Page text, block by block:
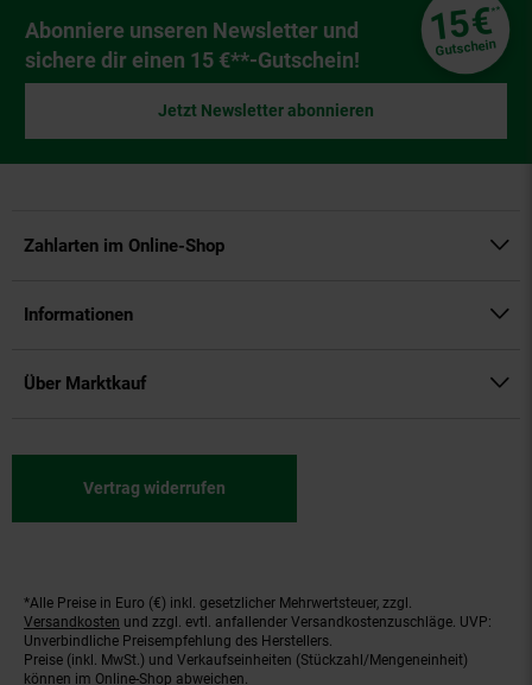
Newsletter Anmeldung
Abonniere unseren Newsletter und
sichere dir einen 15 €**-Gutschein!
15€**
Gutschein
Jetzt Newsletter abonnieren
Zahlarten im Online-Shop
Informationen
Über Marktkauf
Vertrag widerrufen
Fußnoten
*Alle Preise in Euro (€) inkl. gesetzlicher Mehrwertsteuer, zzgl.
Versandkosten und zzgl. evtl. anfallender Versandkostenzuschläge. UVP:
Unverbindliche Preisempfehlung des Herstellers.
Preise (inkl. MwSt.) und Verkaufseinheiten (Stückzahl/Mengeneinheit)
können im Online-Shop abweichen.